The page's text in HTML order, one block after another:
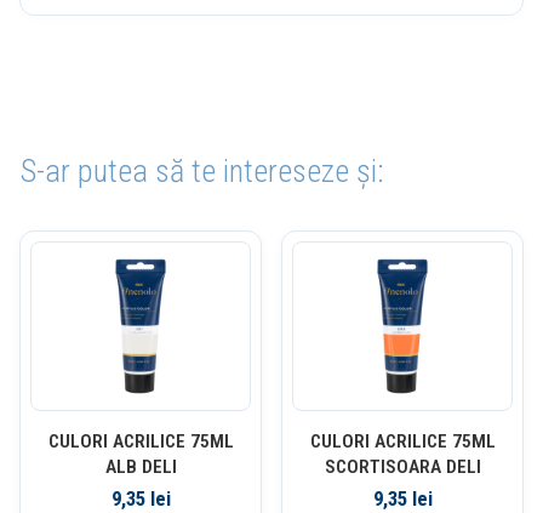
S-ar putea să te intereseze și:
CULORI ACRILICE 75ML
ALB DELI
9,35 lei
CULORI ACRILICE 75ML
SCORTISOARA DELI
9,35 lei